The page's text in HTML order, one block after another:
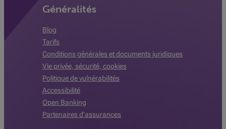
Généralités
Blog
Tarifs
Conditions générales et documents juridiques
Vie privée, sécurité, cookies
Politique de vulnérabilités
Accessibilité
Open Banking
Partenaires d'assurances